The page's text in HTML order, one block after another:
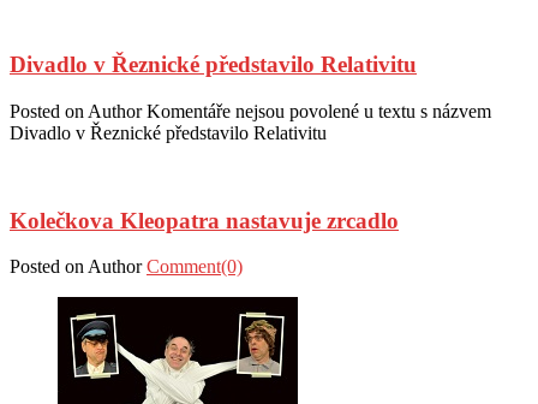
Divadlo v Řeznické představilo Relativitu
Posted on Author Komentáře nejsou povolené u textu s názvem
Divadlo v Řeznické představilo Relativitu
Kolečkova Kleopatra nastavuje zrcadlo
Posted onAuthor Comment(0)